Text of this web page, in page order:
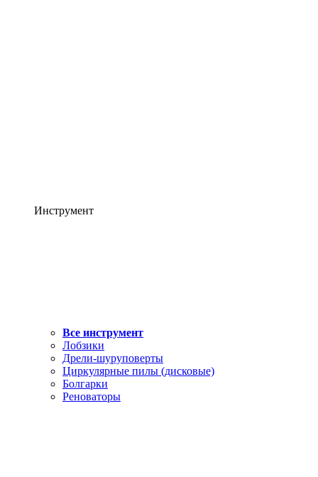
Инструмент
Все инструмент
Лобзики
Дрели-шуруповерты
Циркулярные пилы (дисковые)
Болгарки
Реноваторы